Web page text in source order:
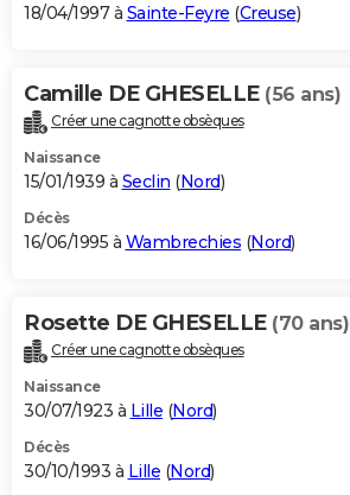
18/04/1997 à Sainte-Feyre (Creuse)
Camille DE GHESELLE (56 ans)
Créer une cagnotte obsèques
Naissance
15/01/1939 à Seclin (Nord)
Décès
16/06/1995 à Wambrechies (Nord)
Rosette DE GHESELLE (70 ans)
Créer une cagnotte obsèques
Naissance
30/07/1923 à Lille (Nord)
Décès
30/10/1993 à Lille (Nord)